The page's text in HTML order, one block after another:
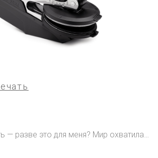
— разве это для меня? Мир охватила…